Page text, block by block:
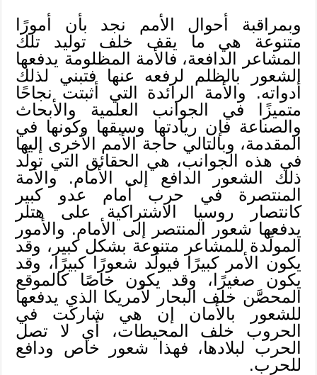
وبمراقبة أحوال الأمم نجد بأن أمورًا
متنوعة هي ما يقف خلف توليد تلك
المشاعر الدافعة، فالأمة المظلومة يدفعها
الشعور بالظلم لرفعه عنها فتبني لذلك
أدواته. والأمة الرائدة التي أثبتت نجاحًا
متميزًا في الجوانب العلمية والأبحاث
والصناعة فإن ريادتها وسبقها وكونها في
المقدمة، وبالتالي حاجة الأمم الأخرى إليها
في هذه الجوانب، هي الحقائق التي تولِّد
ذلك الشعور الدافع إلى الأمام. والأمة
المنتصرة في حرب أمام عدو كبير
كانتصار روسيا الاشتراكية على هتلر
يدفعها شعور المنتصر إلى الأمام. والأمور
المولِّدة للمشاعر متنوعة بشكل كبير، وقد
يكون الأمر كبيرًا فيولِّد شعورًا كبيرًا، وقد
يكون صغيرًا، وقد يكون خاصًا كالموقع
المحصَّن خلف البحار لأمريكا الذي يدفعها
للشعور بالأمان إن هي شاركت في
الحروب خلف المحيطات، أي لا تصل
الحرب لبلادها، فهذا شعور خاص ودافع
للحرب.